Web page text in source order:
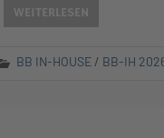
WEITERLESEN
BB IN-HOUSE / BB-IH